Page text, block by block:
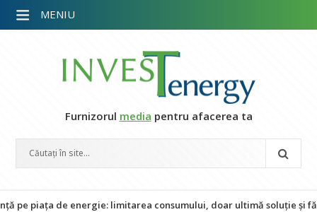
Furnizorul media pentru afacerea ta
de energie: limitarea consumului, doar ultimă soluție și fără
MENIU